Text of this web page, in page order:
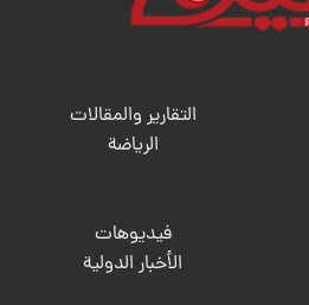
التقارير والمقالات
الریاضة
فيديوهات
الأخبار الدولية